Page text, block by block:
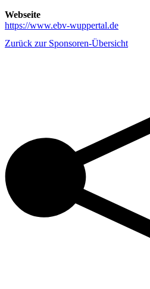
Webseite
https://www.ebv-wuppertal.de
Zurück zur Sponsoren-Übersicht